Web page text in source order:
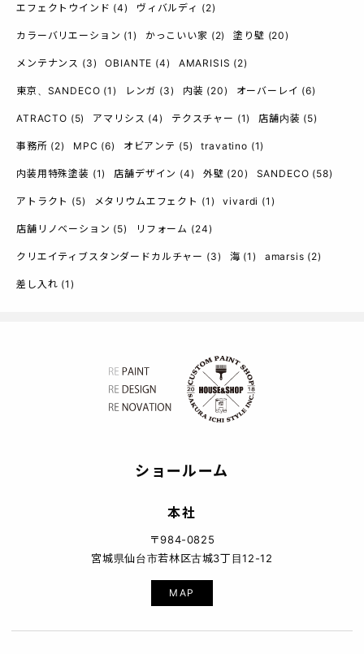
エフェクトウインド (4) ヴィバルディ (2)
カラーバリエーション (1) かっこいい家 (2) 塗り壁 (20)
メンテナンス (3) OBIANTE (4) AMARISIS (2)
東京、SANDECO (1) レンガ (3) 内装 (20) オーバーレイ (6)
ATRACTO (5) アマリシス (4) テクスチャー (1) 店舗内装 (5)
事務所 (2) MPC (6) オビアンテ (5) travatino (1)
内装用特殊塗装 (1) 店舗デザイン (4) 外壁 (20) SANDECO (58)
アトラクト (5) メタリウムエフェクト (1) vivardi (1)
店舗リノベーション (5) リフォーム (24)
クリエイティブスタンダードカルチャー (3) 海 (1) amarsis (2)
差し入れ (1)
ショールーム
本社
〒984-0825
宮城県仙台市若林区古城3丁目12-12
MAP